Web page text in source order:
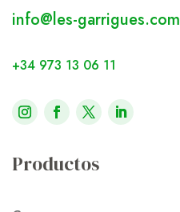
info@les-garrigues.com
+34 973 13 06 11
Productos